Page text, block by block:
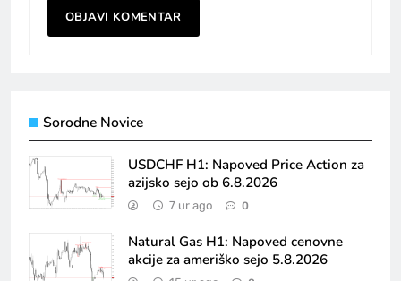
Sorodne Novice
USDCHF H1: Napoved Price Action za
azijsko sejo ob 6.8.2026
7 ur ago 0
Natural Gas H1: Napoved cenovne
akcije za ameriško sejo 5.8.2026